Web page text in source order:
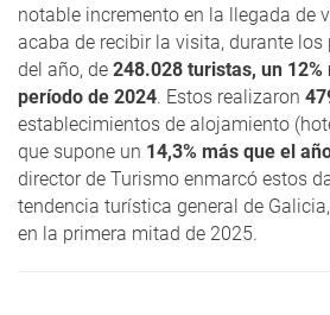
notable incremento en la llegada de
acaba de recibir la visita, durante los
del año, de 248.028 turistas, un
período de 2024. Estos realizaron
establecimientos de alojamiento
que supone un 14,3% más que el
director de Turismo enmarcó estos
tendencia turística general de
en la primera mitad de 2025.